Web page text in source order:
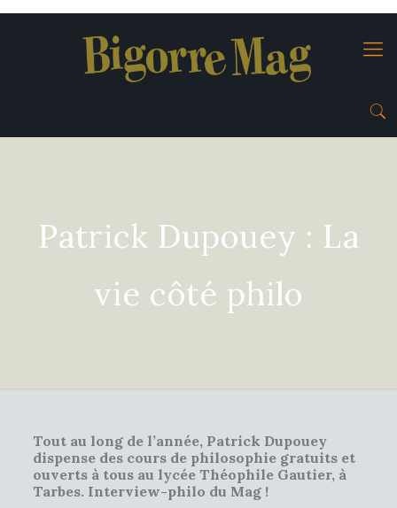
Patrick Dupouey : La
vie côté philo
Tout au long de l’année, Patrick Dupouey
dispense des cours de philosophie gratuits et
ouverts à tous au lycée Théophile Gautier, à
Tarbes. Interview-philo du Mag !